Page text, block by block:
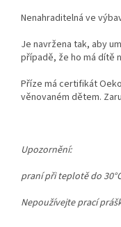
Nenahraditelná ve
Je navržena tak, aby
případě, že ho má dítě
Příze má certifikát
věnovaném dětem.
Upozornění:
praní při teplotě do
Nepoužívejte prací